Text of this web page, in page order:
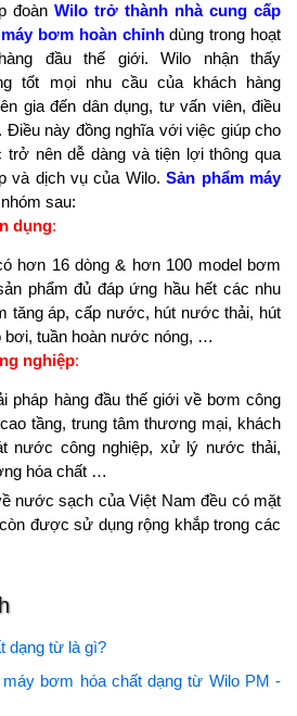
đoàn Wilo trở thành nhà cung cấp
bơm hoàn chỉnhdùng trong hoạt
đầu thế giới. Wilo nhận thấy
tốt mọi nhu cầu của khách hàng
gia đến dân dụng, tư vấn viên, điều
Điều này đồng nghĩa với việc giúp cho
trở nên dễ dàng và tiện lợi thông qua
và dịch vụ của Wilo.Sản phẩm máy
sau:
dụng:
hơn 16 dòng & hơn 100 model bơm
phẩm đủ đáp ứng hầu hết các nhu
tăng áp, cấp nước, hút nước thải, hút
tuần hoàn nước nóng, …
nghiệp:
pháp hàng đầu thế giới về bơm công
tầng, trung tâm thương mại, khách
nước công nghiệp, xử lý nước thải,
hóa chất …
nước sạch của Việt Nam đều có mặt
được sử dụng rộng khắp trong các
dạng từ là gì?
bơm hóa chất dạng từ Wilo PM -